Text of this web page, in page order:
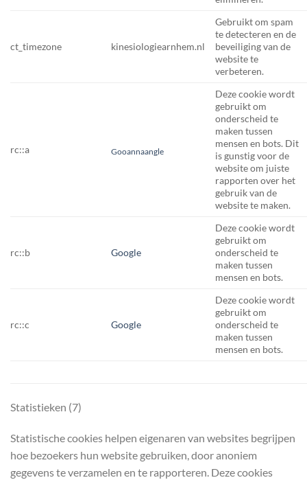
ct_timezone kinesiologiearnhem.nl
Gebruikt om spam
te detecteren en de
beveiliging van de
website te
verbeteren.
rc::a Gooannaangle
Deze cookie wordt
gebruikt om
onderscheid te
maken tussen
mensen en bots. Dit
is gunstig voor de
website om juiste
rapporten over het
gebruik van de
website te maken.
rc::b Google
Deze cookie wordt
gebruikt om
onderscheid te
maken tussen
mensen en bots.
rc::c Google
Deze cookie wordt
gebruikt om
onderscheid te
maken tussen
mensen en bots.
Statistieken (7)
Statistische cookies helpen eigenaren van websites begrijpen
hoe bezoekers hun website gebruiken, door anoniem
gegevens te verzamelen en te rapporteren. Deze cookies